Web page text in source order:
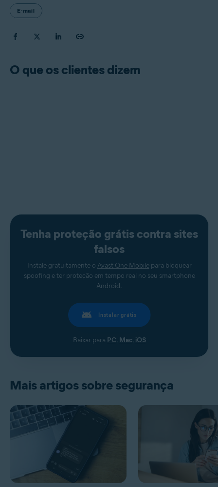
E-mail
O que os clientes dizem
Tenha proteção grátis contra sites
falsos
Instale gratuitamente o Avast One Mobilepara bloquear
spoofing e ter proteção em tempo real no seu smartphone
Android.
Instalar grátis
Baixar para PC, Mac, iOS
Mais artigos sobre segurança